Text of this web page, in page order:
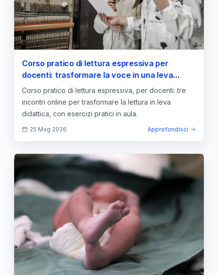
Corso pratico di lettura espressiva per
docenti: trasformare la voce in una leva
didattica
Corso pratico di lettura espressiva, per docenti: tre
incontri online per trasformare la lettura in leva
didattica, con esercizi pratici in aula.
25 Mag 2026 Approfondisci